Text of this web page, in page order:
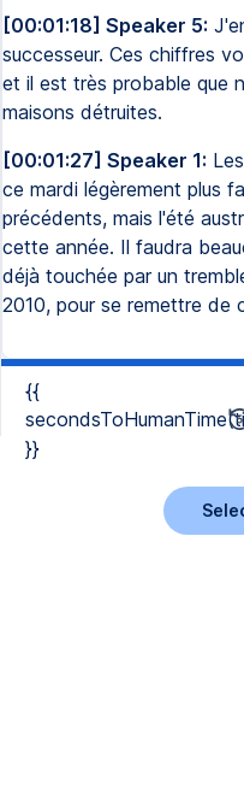
[00:01:18] Speaker 5:
successeur. Ces chiffres
et il est très probable que
maisons détruites.
[00:01:27] Speaker 1:
ce mardi légèrement plus
précédents, mais l'été
cette année. Il faudra
déjà touchée par un
2010, pour se remettre de
{{
}}